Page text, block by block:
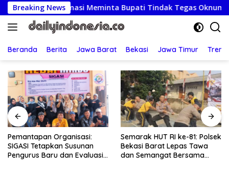
Langsung
ke
konten
Breaking News
Meminta Bupati Tindak Tegas Oknum Anggota
Beranda Berita Jawa Barat Bekasi Jawa Timur
Pemantapan Organisasi:
SIGASI Tetapkan Susunan
Pengurus Baru dan Evaluasi
Semarak HUT RI ke-81: Polsek
Bekasi Barat Lepas Tawa
dan Semangat Bersama